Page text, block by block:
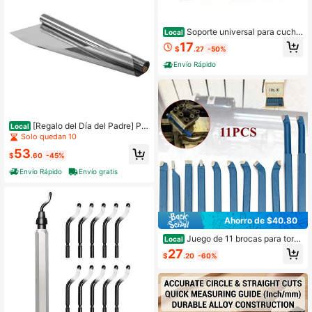
Local [Regalo del Día del Padre] Pel
ícula de Ventana de Privacidad de E
ica Tinte Diurno Negro-Plateado
Solo quedan 10
$53.60 -45%
Envío Rápido
Envío gratis
Local Soporte universal para cuchill
a de corte CNC Torno Cambio rápid
o BXA 250-207, Soporte universal p
ara cuchilla de corte
$17.27 -50%
Envío Rápido
Ahorro de $40.80
Local Juego de 11 brocas para torn
o con punta de carburo de 10/12 m
m, cortador de metal, barra de mand
rno.
$27.20 -60%